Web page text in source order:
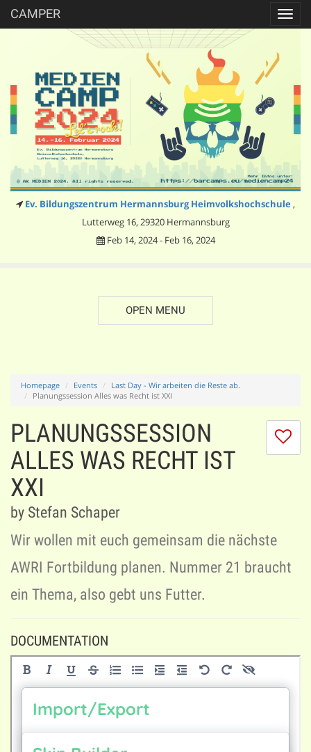
CAMPER
Ev. Bildungszentrum Hermannsburg Heimvolkshochschule ,
Lutterweg 16, 29320 Hermannsburg
Feb 14, 2024 - Feb 16, 2024
OPEN MENU
Homepage Events
Last Day - Wir arbeiten die Reste ab.
Planungssession Alles was Recht ist XXI
I
PLANUNGSSESSION
ALLES WAS RECHT IST
XXI
by Stefan Schaper
Wir wollen mit euch gemeinsam die nächste
AWRI Fortbildung planen. Nummer 21 braucht
ein Thema, also gebt uns Futter.
DOCUMENTATION